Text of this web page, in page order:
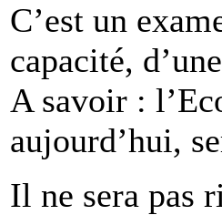
C’est un
capacité,
A savoir :
aujourd’hui,
Il ne sera pas